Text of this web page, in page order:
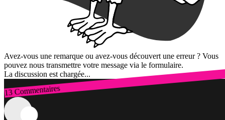
Avez-vous une remarque ou avez-vous découvert une erreur ? Vous
pouvez nous transmettre votre message via le formulaire.
La discussion est chargée...
13 Commentaires
Connexion